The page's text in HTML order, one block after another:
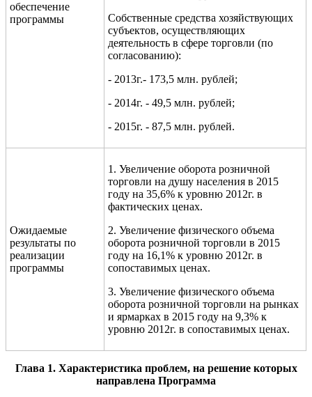
обеспечение
программы
Собственные средства хозяйствующих
субъектов, осуществляющих
деятельность в сфере торговли (по
согласованию):
- 2013г.- 173,5 млн. рублей;
- 2014г. - 49,5 млн. рублей;
- 2015г. - 87,5 млн. рублей.
Ожидаемые
результаты по
реализации
программы
1. Увеличение оборота розничной
торговли на душу населения в 2015
году на 35,6% к уровню 2012г. в
фактических ценах.
2. Увеличение физического объема
оборота розничной торговли в 2015
году на 16,1% к уровню 2012г. в
сопоставимых ценах.
3. Увеличение физического объема
оборота розничной торговли на рынках
и ярмарках в 2015 году на 9,3% к
уровню 2012г. в сопоставимых ценах.
Глава 1. Характеристика проблем, на решение которых
направлена Программа